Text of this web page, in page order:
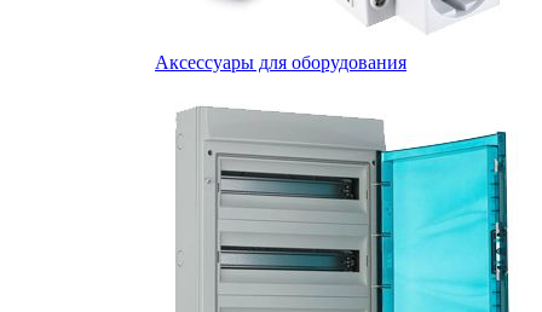
Аксессуары для оборудования